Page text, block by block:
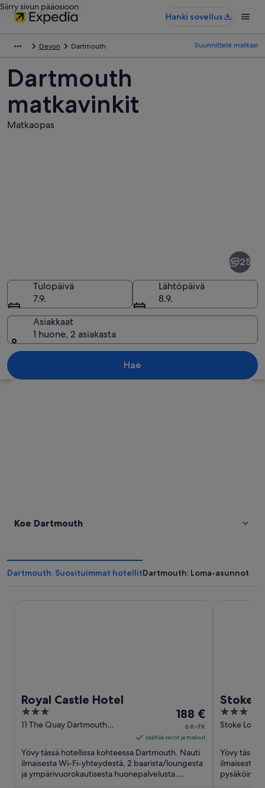
Siirry sivun pääosioon
Hanki sovellus
Devon Dartmouth Suunnittele matkasi
Dartmouth
matkavinkit
Matkaopas
Satama, jossa on veneitä, rantakatu
25
Tulopäivä
7.9.
Lähtöpäivä
8.9.
Asiakkaat
1 huone, 2 asiakasta
Hae
Koe Dartmouth
Dartmouth: Suosituimmat hotellitDartmouth: Loma-asunnot
Royal Castle Hotel
3
out
5
11 The Quay Dartmouth
Hinta
on
188 €
per
yö
ajalle
188 €
6.9.–7.9.
sisältää verot ja maksut
Yövy tässä hotellissa kohteessa Dartmouth. Nauti
ilmaisesta Wi-Fi-yhteydestä, 2 baarista/loungesta
ja ympärivuorokautisesta huonepalvelusta.
Stoke
3
out
5
Stoke
Yövy tässä
ilmaisesta